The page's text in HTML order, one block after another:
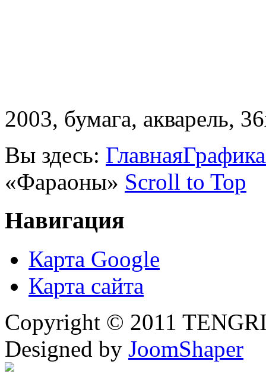
2003, бумага, акварель,
Вы здесь: ГлавнаяГрафика
«Фараоны» Scroll to Top
Навигация
Карта Google
Карта сайта
Copyright © 2011
Designed by JoomShaper